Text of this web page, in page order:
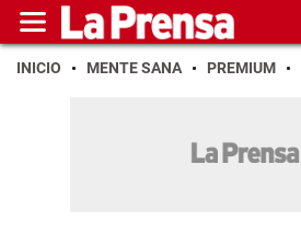
INICIO MENTE SANA PREMIUM